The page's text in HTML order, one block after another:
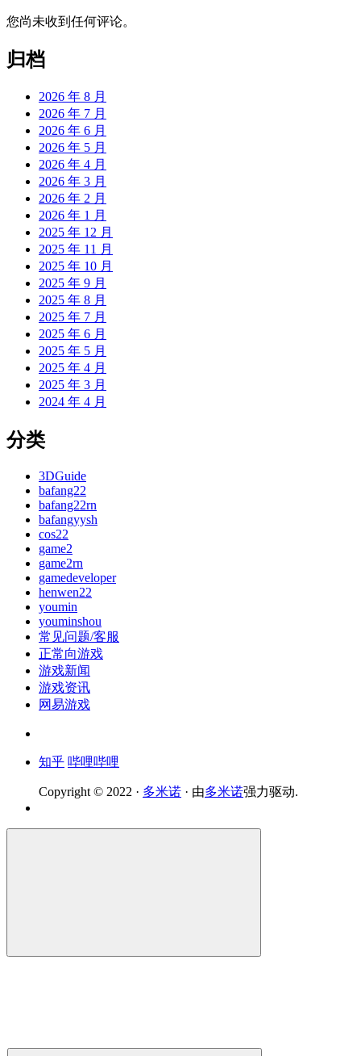
您尚未收到任何评论。
归档
2026 年 8 月
2026 年 7 月
2026 年 6 月
2026 年 5 月
2026 年 4 月
2026 年 3 月
2026 年 2 月
2026 年 1 月
2025 年 12 月
2025 年 11 月
2025 年 10 月
2025 年 9 月
2025 年 8 月
2025 年 7 月
2025 年 6 月
2025 年 5 月
2025 年 4 月
2025 年 3 月
2024 年 4 月
分类
3DGuide
bafang22
bafang22rn
bafangyysh
cos22
game2
game2rn
gamedeveloper
henwen22
youmin
youminshou
常见问题/客服
正常向游戏
游戏新闻
游戏资讯
网易游戏
知乎 哔哩哔哩
Copyright © 2022 · 多米诺 · 由多米诺强力驱动.